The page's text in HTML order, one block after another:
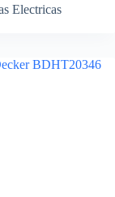
Electricas